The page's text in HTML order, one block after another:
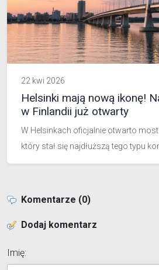
22 kwi 2026
Helsinki mają nową ikonę!
w Finlandii już otwarty
W Helsinkach oficjalnie otwarto
który stał się najdłuższą tego typu
Komentarze (0)
Dodaj komentarz
Imię: